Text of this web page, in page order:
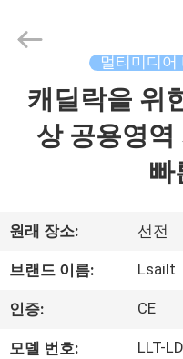
동
영
상
2015
Automobile
Electron
멀티미디어
캐딜락을 위
상 공용영역
빠
원래 장소: 선전
브랜드 이름: Lsailt
인증: CE
모델 번호: LLT-